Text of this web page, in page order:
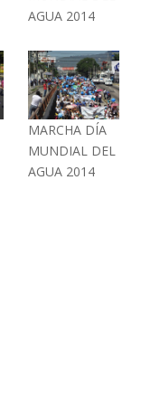
AGUA 2014
MARCHA DÍA
MUNDIAL DEL
AGUA 2014